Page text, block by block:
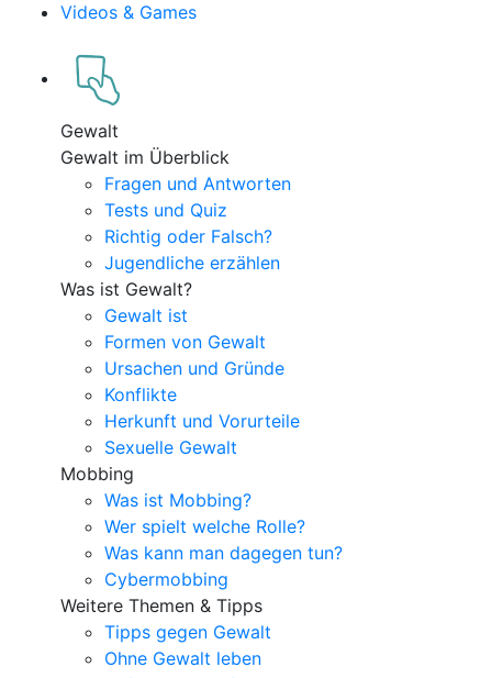
Videos & Games
Gewalt
Gewalt im Überblick
Fragen und Antworten
Tests und Quiz
Richtig oder Falsch?
Jugendliche erzählen
Was ist Gewalt?
Gewalt ist
Formen von Gewalt
Ursachen und Gründe
Konflikte
Herkunft und Vorurteile
Sexuelle Gewalt
Mobbing
Was ist Mobbing?
Wer spielt welche Rolle?
Was kann man dagegen tun?
Cybermobbing
Weitere Themen & Tipps
Tipps gegen Gewalt
Ohne Gewalt leben